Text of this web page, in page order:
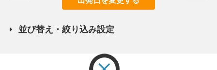
並び替え・絞り込み設定